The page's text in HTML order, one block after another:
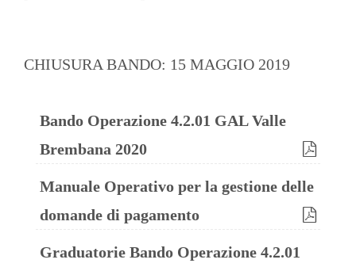
CHIUSURA BANDO: 15 MAGGIO 2019
Bando Operazione 4.2.01 GAL Valle
Brembana 2020
Manuale Operativo per la gestione delle
domande di pagamento
Graduatorie Bando Operazione 4.2.01